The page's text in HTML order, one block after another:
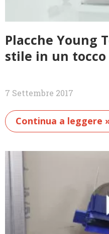
Placche Young
stile in un tocco
7 Settembre 2017
Continua a leggere